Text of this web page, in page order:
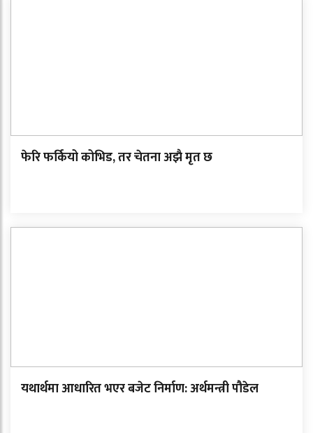
फेरि फर्कियो कोभिड, तर चेतना अझै मृत छ
यथार्थमा आधारित भएर बजेट निर्माण: अर्थमन्त्री पौडेल